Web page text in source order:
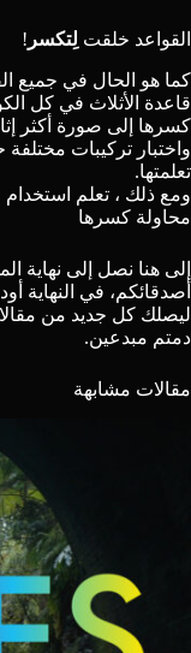
القواعد خلقت لِتكسر !
كما هو الحال في جميع
قاعدة الأثلاث في كل
كسرها إلى صورة أكثر
واختبار تركيبات
تعلمتها.
ومع ذلك ، تعلم
محاولة كسرها
إلى هنا نصل إلى نهاية
أصدقائكم، في النهاية
ليصلك كل جديد من
دمتم مبدعين.
مقالات مشابهة